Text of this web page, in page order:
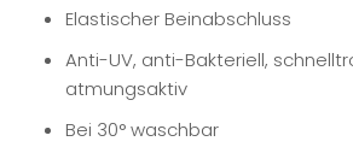
Elastischer Beinabschluss
Anti-UV, anti-Bakteriell,
atmungsaktiv
Bei 30° waschbar